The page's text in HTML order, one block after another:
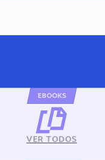
EBOOKS
VER TODOS